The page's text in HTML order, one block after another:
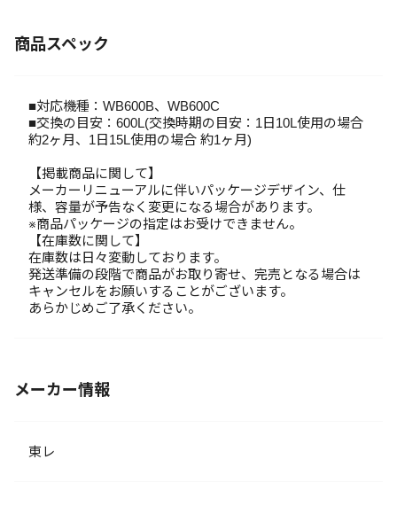
商品スペック
■対応機種：WB600B、WB600C
■交換の目安：600L(交換時期の目安：1日10L使用の場合
約2ヶ月、1日15L使用の場合 約1ヶ月)
【掲載商品に関して】
メーカーリニューアルに伴いパッケージデザイン、仕
様、容量が予告なく変更になる場合があります。
※商品パッケージの指定はお受けできません。
【在庫数に関して】
在庫数は日々変動しております。
発送準備の段階で商品がお取り寄せ、完売となる場合は
キャンセルをお願いすることがございます。
あらかじめご了承ください。
メーカー情報
東レ